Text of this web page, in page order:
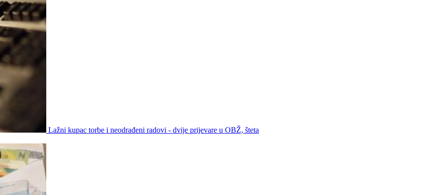
Lažni kupac torbe i neodrađeni radovi - dvije prijevare u OBŽ, šteta